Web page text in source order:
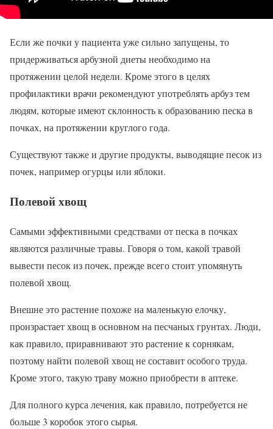
Если же почки у пациента уже сильно запущены, то
придерживаться арбузной диеты необходимо на
протяжении целой недели. Кроме этого в целях
профилактики врачи рекомендуют употреблять арбуз тем
людям, которые имеют склонность к образованию песка в
почках, на протяжении круглого года.
Существуют также и другие продукты, выводящие песок из
почек, например огурцы или яблоки.
Полевой хвощ
Самыми эффективными средствами от песка в почках
являются различные травы. Говоря о том, какой травой
вывести песок из почек, прежде всего стоит упомянуть
полевой хвощ.
Внешне это растение похоже на маленькую елочку,
произрастает хвощ в основном на песчаных грунтах. Люди,
как правило, приравнивают это растение к сорнякам,
поэтому найти полевой хвощ не составит особого труда.
Кроме этого, такую траву можно приобрести в аптеке.
Для полного курса лечения, как правило, потребуется не
больше 3 коробок этого сырья.